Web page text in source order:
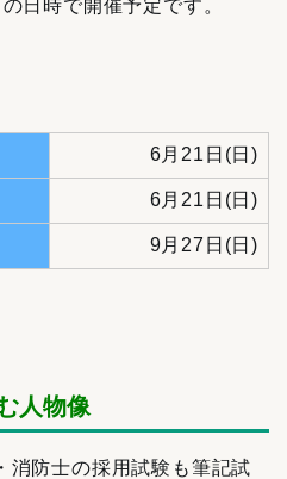
日時で開催予定です。
6月21日(日)
6月21日(日)
9月27日(日)
人物像
消防士の採用試験も筆記試